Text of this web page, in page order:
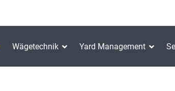
Wägetechnik Yard Management